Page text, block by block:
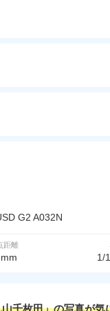
G2 A032N
距離
1/